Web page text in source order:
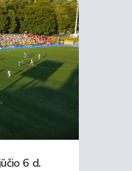
6 d.